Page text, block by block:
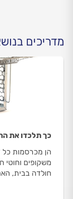
מדריכים
כך תלכדו את
הן מכרסמות כל
משקופים וחוטי
חולדה בבית,